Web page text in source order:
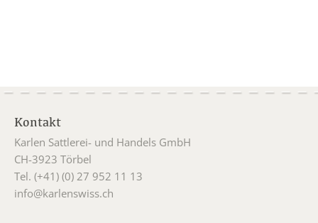
Kontakt
Karlen Sattlerei- und Handels GmbH
CH-3923 Törbel
Tel. (+41) (0) 27 952 11 13
info@karlenswiss.ch